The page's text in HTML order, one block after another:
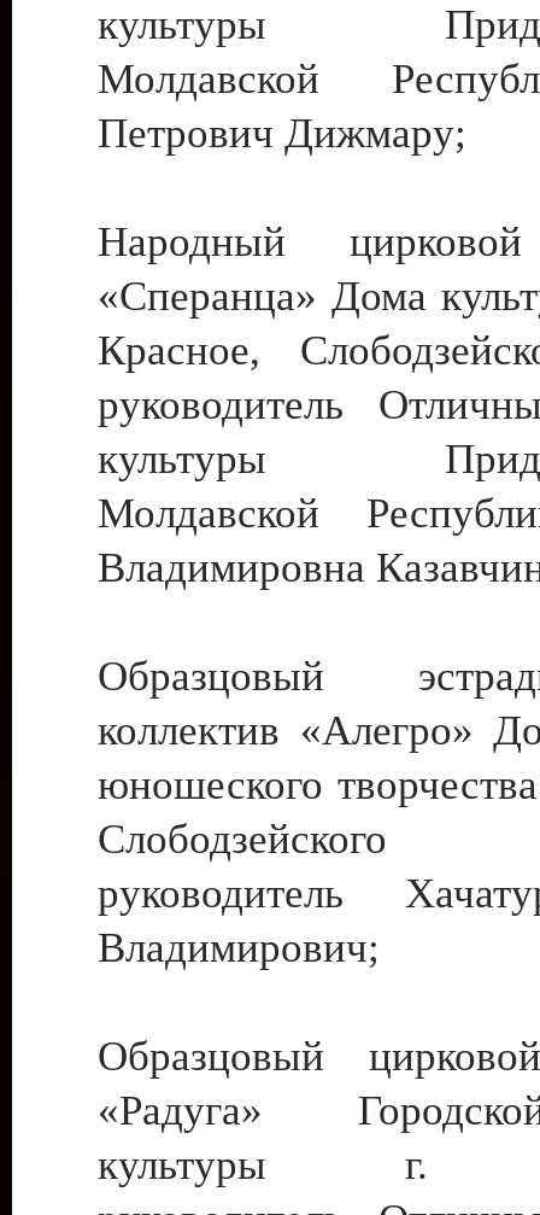
культуры
Молдавской
Петрович Дижмару;
Народный цирковой
«Сперанца» Дома
Красное,
руководитель
культуры
Молдавской
Владимировна
Образцовый
коллектив «Алегро»
юношеского
руководитель
Владимирович;
Образцовый
«Радуга»
культуры г.